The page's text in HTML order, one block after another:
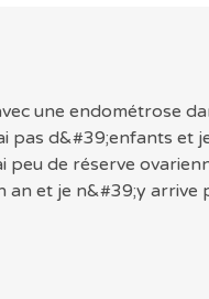
une endométrose
pas d&#39;enfants et
de réserve
an et je n&#39;y arrive